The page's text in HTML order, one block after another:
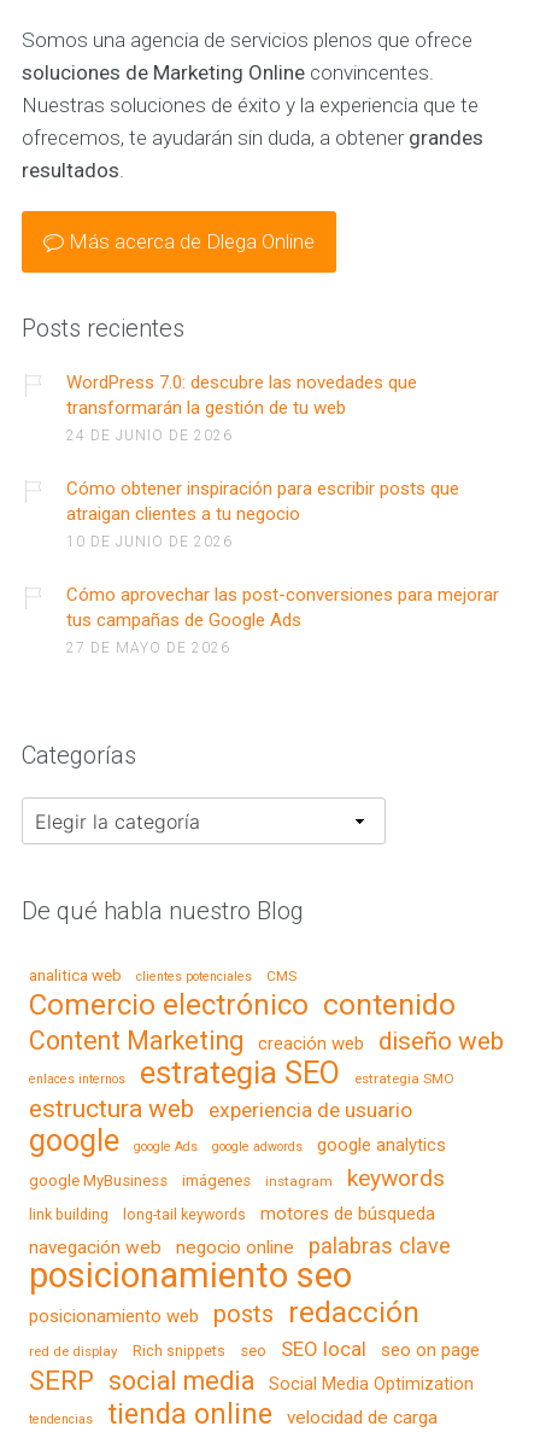
Somos una agencia de servicios plenos que ofrece
soluciones de Marketing Onlineconvincentes.
Nuestras soluciones de éxito y la experiencia que te
ofrecemos, te ayudarán sin duda, a obtener grandes
resultados.
Más acerca de Dlega Online
Posts recientes
WordPress 7.0: descubre las novedades que
transformarán la gestión de tu web
24 DE JUNIO DE 2026
Cómo obtener inspiración para escribir posts que
atraigan clientes a tu negocio
10 DE JUNIO DE 2026
Cómo aprovechar las post-conversiones para mejorar
tus campañas de Google Ads
27 DE MAYO DE 2026
Categorías
Categorías
De qué habla nuestro Blog
analitica web clientes potenciales CMS
Comercio electrónico contenido
Content Marketing creación web diseño web
enlaces internos estrategia SEO estrategia SMO
estructura web experiencia de usuario
google google Ads google adwords google analytics
google MyBusiness imágenes instagram keywords
link building long-tail keywords
motores de búsqueda
navegación web
negocio online palabras clave
posicionamiento seo
posicionamiento web posts redacción
red de display Rich snippets seo SEO local seo on page
SERP social media Social Media Optimization
tendencias tienda online velocidad de carga